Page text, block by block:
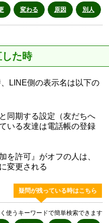
変わる 原因 別人
た時
LINE側の表示名は以下の
同期する設定（友だちへ
いる友達は電話帳の登録
を許可』がオフの人は、
変更される
疑問が残っている時はこちら
使うキーワードで簡単検索できます